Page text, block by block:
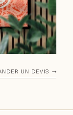
UN DEVIS